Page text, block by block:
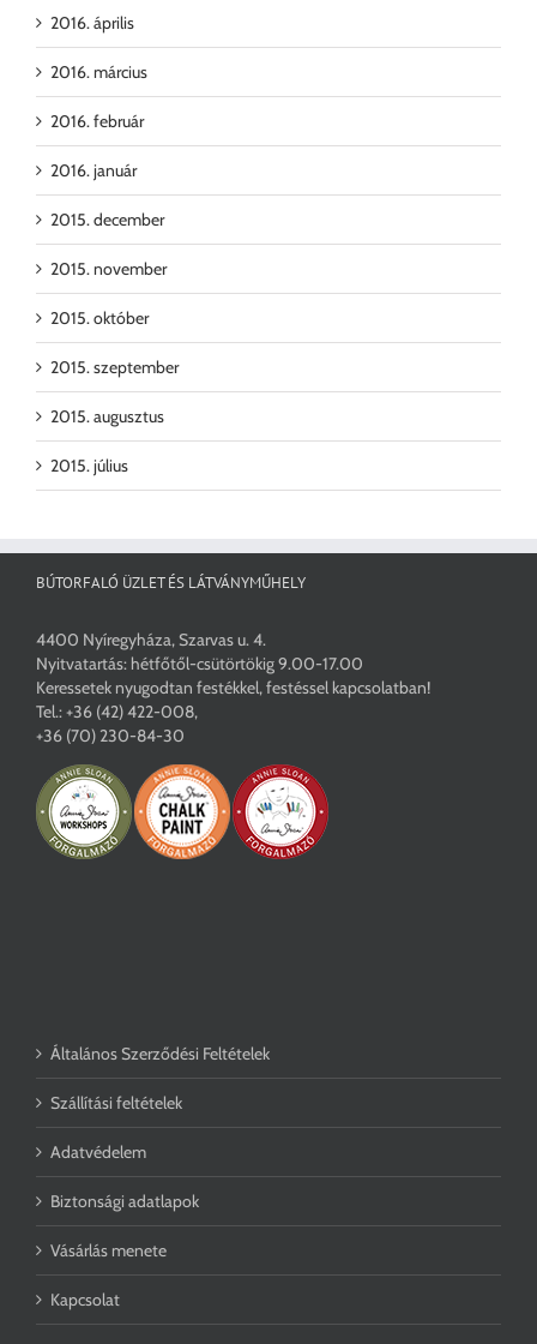
2016. április
2016. március
2016. február
2016. január
2015. december
2015. november
2015. október
2015. szeptember
2015. augusztus
2015. július
BÚTORFALÓ ÜZLET ÉS LÁTVÁNYMŰHELY
4400 Nyíregyháza, Szarvas u. 4.
Nyitvatartás: hétfőtől-csütörtökig 9.00-17.00
Keressetek nyugodtan festékkel, festéssel kapcsolatban!
Tel.:+36 (42) 422-008,
+36 (70) 230-84-30
Általános Szerződési Feltételek
Szállítási feltételek
Adatvédelem
Biztonsági adatlapok
Vásárlás menete
Kapcsolat